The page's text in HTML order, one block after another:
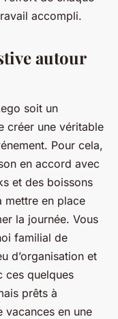
accompli.
autour
soit un
créer une véritable
Pour cela,
en accord avec
et des boissons
mettre en place
la journée. Vous
familial de
d’organisation et
ces quelques
prêts à
vacances en une